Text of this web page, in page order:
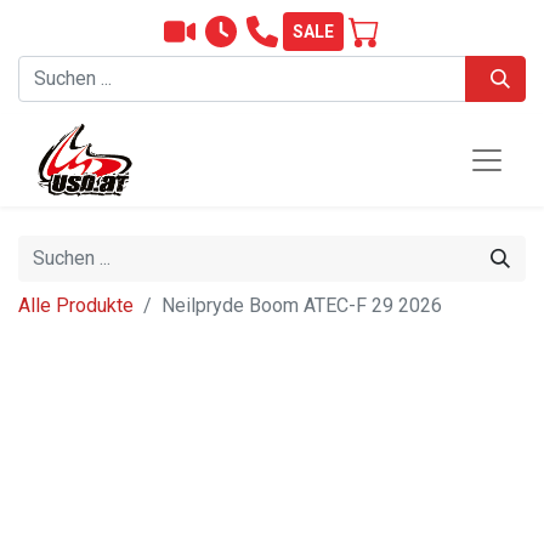
SALE
Alle Produkte Neilpryde Boom ATEC-F 29 2026